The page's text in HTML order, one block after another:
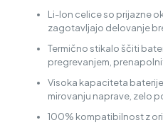
Li-Ion celice so prijazne
zagotavljajo delovanje
Termično stikalo ščiti
pregrevanjem,
Visoka kapaciteta
mirovanju naprave, zelo
100% kompatibilnost z